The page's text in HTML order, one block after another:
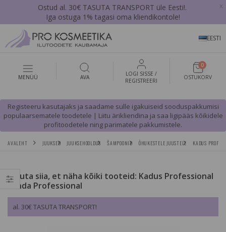
Ostud al. 30€ TASUTA TRANSPORT üle Eesti!.
Iga ostuga 1% tagasi oma kliendikontole!
x
EESTI
MENÜÜ AVA
LOGI SISSE /
REGISTREERI
0
OSTUKORV
Registeeru kasutajaks ja saadame sulle igakuiseid sooduspakkumisi
populaarsematele toodetele | Liitu ärikliendina ja saa ligipääs kõikidele
profitoodetele ning parimatele pakkumistele.
AVALEHT JUUKSED JUUKSEHOOLDUS ŠAMPOONID ÕHUKESTELE JUUSTELE KADUS
Vajuta siia, et näha kõiki tooteid: Kadus Professional
Londa Professional
al. 30€ TASUTA TRANSPORT!